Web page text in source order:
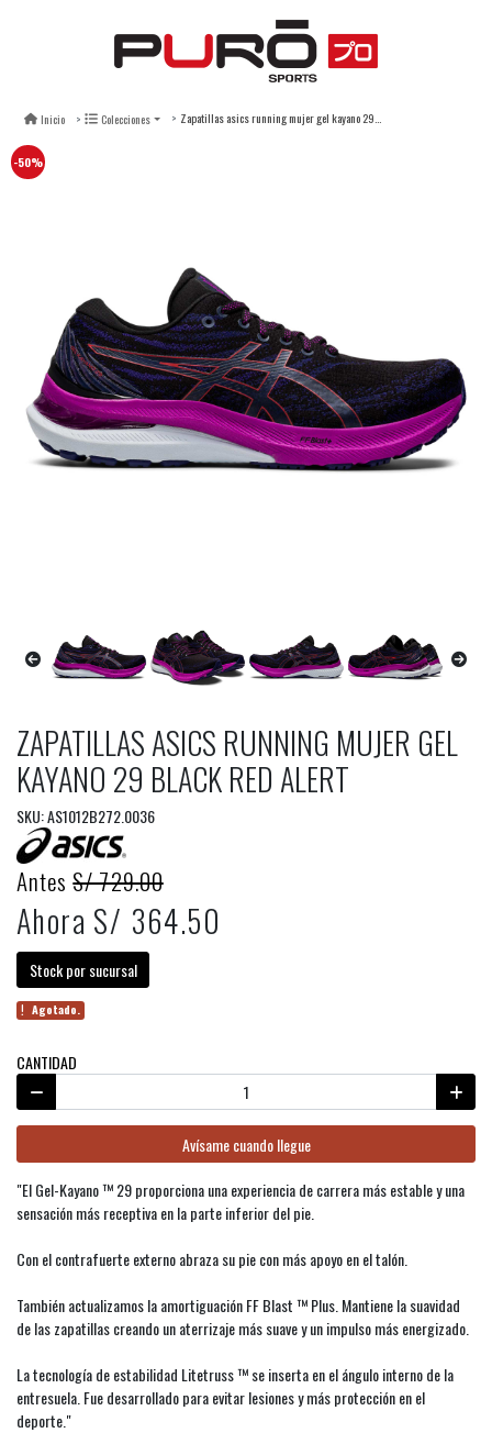
Inicio Colecciones Zapatillas asics running mujer gel kayano 29 black red alert
-50%
ZAPATILLAS ASICS RUNNING MUJER GEL
KAYANO 29 BLACK RED ALERT
SKU: AS1012B272.0036
AntesS/ 729.00
Ahora S/ 364.50
Stock por sucursal
Agotado.
CANTIDAD
Avísame cuando llegue
"El Gel-Kayano ™ 29 proporciona una experiencia de carrera más estable y una
sensación más receptiva en la parte inferior del pie.
Con el contrafuerte externo abraza su pie con más apoyo en el talón.
También actualizamos la amortiguación FF Blast ™ Plus. Mantiene la suavidad
de las zapatillas creando un aterrizaje más suave y un impulso más energizado.
La tecnología de estabilidad Litetruss ™ se inserta en el ángulo interno de la
entresuela. Fue desarrollado para evitar lesiones y más protección en el
deporte."